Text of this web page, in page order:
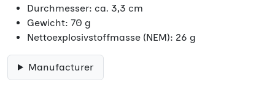
Durchmesser: ca. 3,3 cm
Gewicht: 70 g
Nettoexplosivstoffmasse (NEM): 26 g
Manufacturer